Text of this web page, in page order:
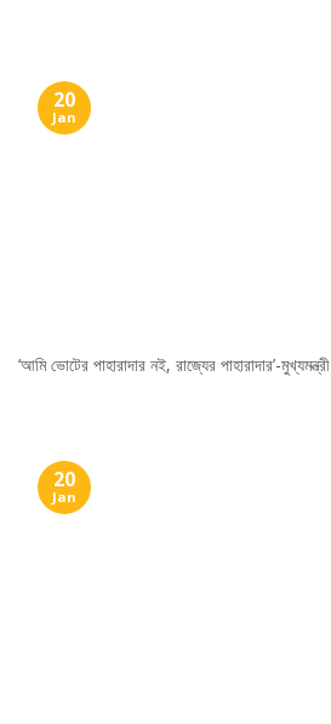
‘আমি ভোটের পাহারাদার নই, রাজ্যের পাহারাদার’-মুখ্যমন্ত্রী
20
Jan
20
Jan